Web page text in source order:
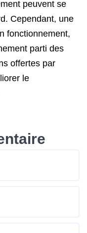
peuvent se
Cependant, une
fonctionnement,
parti des
offertes par
le